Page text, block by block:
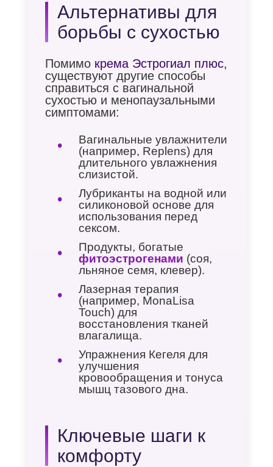
Альтернативы для
борьбы с сухостью
Помимо крема Эстрогиал плюс,
существуют другие способы
справиться с вагинальной
сухостью и менопаузальными
симптомами:
Вагинальные увлажнители
(например, Replens) для
длительного увлажнения
слизистой.
Лубриканты на водной или
силиконовой основе для
использования перед
сексом.
Продукты, богатые
фитоэстрогенами (соя,
льняное семя, клевер).
Лазерная терапия
(например, MonaLisa
Touch) для
восстановления тканей
влагалища.
Упражнения Кегеля для
улучшения
кровообращения и тонуса
мышц тазового дна.
Ключевые шаги к
комфорту